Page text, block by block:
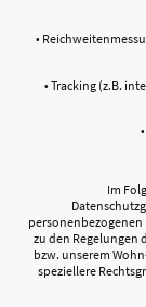
•
• Tracking (z.B.
Im
personenbezogenen
zu den Regelungen
bzw. unserem
speziellere